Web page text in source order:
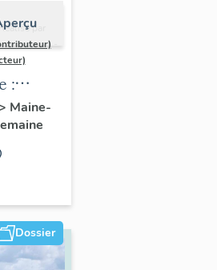
par
:
la
Maine-
Dossier